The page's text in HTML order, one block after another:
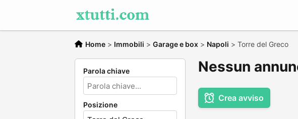
Home > Immobili > Garage e box > Napoli > Torre del Greco
Parola chiave
Posizione
Nessun
Crea avviso